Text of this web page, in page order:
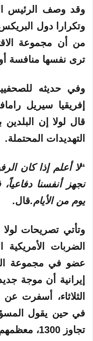
وقد وصف الرئيس
وتكرارا دول
من أن مجموعة
ترى نفسها منافسة
وفي حديثه
إفريقيا سيريل
قال لولا إن
التهديدات المحتملة.
“لا أعلم إذا كان
نجهز أنفسنا
يوم من الأيام.قال.
وتأتي تصريحات
الضربات
عضو في مجموعة
إيرانية أن موجة
في حين يقول
تجاوز 1300، معظمهم من المدنيين.